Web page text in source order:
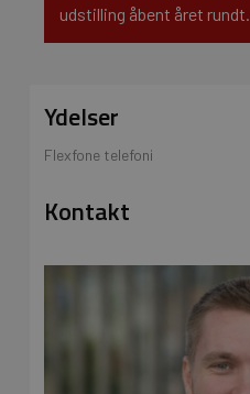
udstilling åbent året rundt.
Ydelser
Flexfone telefoni
Kontakt